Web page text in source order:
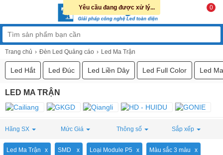
0
Trang chủ Đèn Led Quảng cáo Led Ma Trận
Led Hắt Led Đúc Led Liền Dây Led Full Color Led
LED MA TRẬN
Hãng SX Mức Giá Thông số Sắp xếp
Led Ma Trận SMD Loại Module P5 Màu sắc 3 màu
Yêu cầu đang được xử lý...